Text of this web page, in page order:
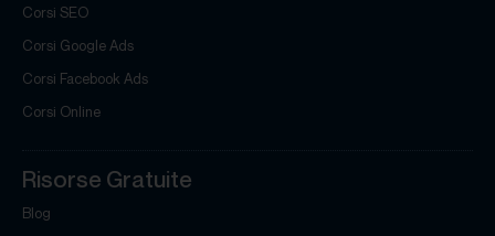
Corsi SEO
Corsi Google Ads
Corsi Facebook Ads
Corsi Online
Risorse Gratuite
Blog